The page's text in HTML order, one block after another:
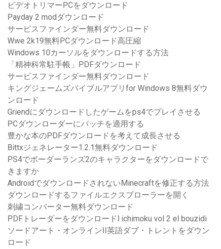
ビデオトリマーPCをダウンロード
Payday 2 modダウンロード
サービスファインダー無料ダウンロード
Wwe 2k19無料P​​Cダウンロード高圧縮
Windows 10カーソルをダウンロードする方法
「精神科常駐手帳」PDFダウンロード
サービスファインダー無料ダウンロード
キングジェームズバイブルアプリfor Windows 8無料ダウ
ンロード
Griendにダウンロードしたゲームをps4でプレイさせる
PCダウンローダーにパッチを適用する
豊かな本のPDFダウンロードを考えて成長させる
Bittxジェネレーター1.2.1無料ダウンロード
PS4でボーダーランズ2のキャラクターをダウンロードで
きますか
AndroidでダウンロードされないMinecraftを修正する方法
ダウンロードするファイルエクスプローラーを開く
刺繍コンバーター無料ダウンロード
PDFトレーダーをダウンロードl ichimoku vol 2 el bouzidi
ソードアート・オンラインII英語ダブ・トレントをダウン
ロード